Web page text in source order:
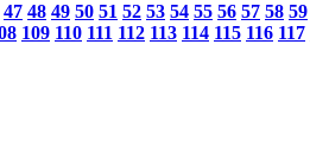
47 48 49 50 51 52 53 54 55 56 57 58 59
109 110 111 112 113 114 115 116 117